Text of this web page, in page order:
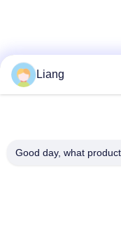
Liang
Good day, what